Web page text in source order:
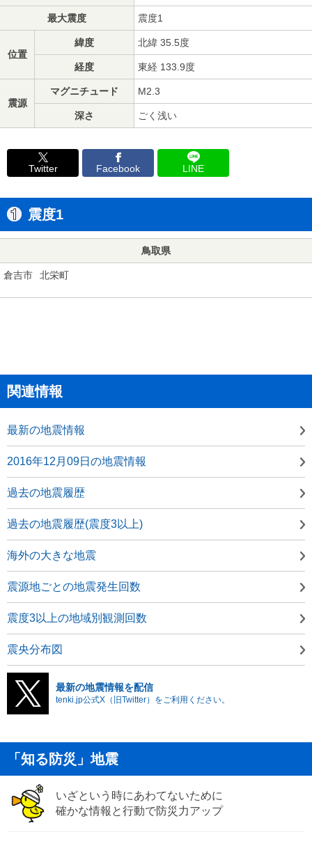
最大震度 震度1
位置
緯度 北緯 35.5度
経度 東経 133.9度
震源
マグニチュード M2.3
深さ ごく浅い
Twitter Facebook LINE
震度1
鳥取県
倉吉市 北栄町
関連情報
最新の地震情報
2016年12月09日の地震情報
過去の地震履歴
過去の地震履歴(震度3以上)
海外の大きな地震
震源地ごとの地震発生回数
震度3以上の地域別観測回数
震央分布図
最新の地震情報を配信
tenki.jp公式X（旧Twitter）をご利用ください。
「知る防災」地震
いざという時にあわてないために
確かな情報と行動で防災力アップ